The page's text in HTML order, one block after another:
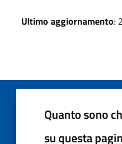
Ultimo aggiornamento:
Quanto sono
su questa